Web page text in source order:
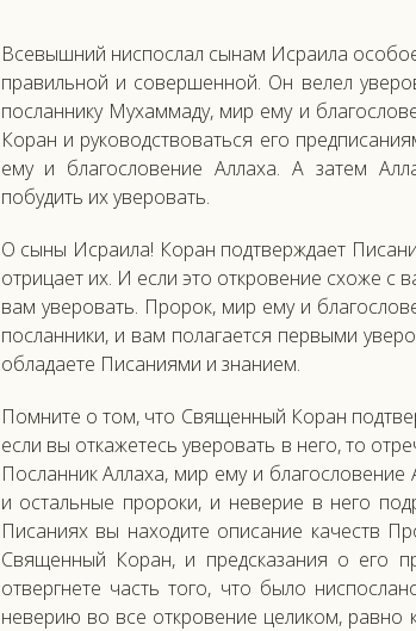
Всевышний ниспослал сынам Исраила
правильной и совершенной. Он велел
посланнику Мухаммаду, мир ему и
Коран и руководствоваться его
ему и благословение Аллаха. А затем
побудить их уверовать.
О сыны Исраила! Коран подтверждает
отрицает их. И если это откровение схоже
вам уверовать. Пророк, мир ему и
посланники, и вам полагается первыми
обладаете Писаниями и знанием.
Помните о том, что Священный Коран
если вы откажетесь уверовать в него, то
Посланник Аллаха, мир ему и
и остальные пророки, и неверие в него
Писаниях вы находите описание качеств
Священный Коран, и предсказания о его
отвергнете часть того, что было
неверию во все откровение целиком, равно